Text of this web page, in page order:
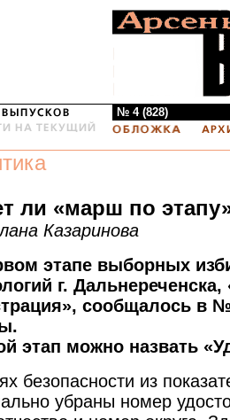
№ 4 (828)
ли «марш по
Казаринова
этапе выборных
г.
сообщалось в
этап можно назвать
безопасности из
убраны номер